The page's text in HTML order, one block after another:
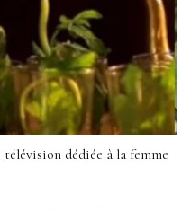
dédiée à la femme